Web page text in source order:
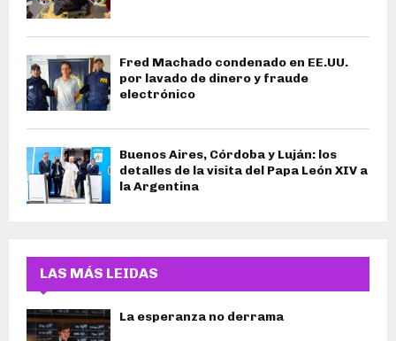
Fred Machado condenado en EE.UU.
por lavado de dinero y fraude
electrónico
Buenos Aires, Córdoba y Luján: los
detalles de la visita del Papa León XIV a
la Argentina
LAS MÁS LEIDAS
La esperanza no derrama